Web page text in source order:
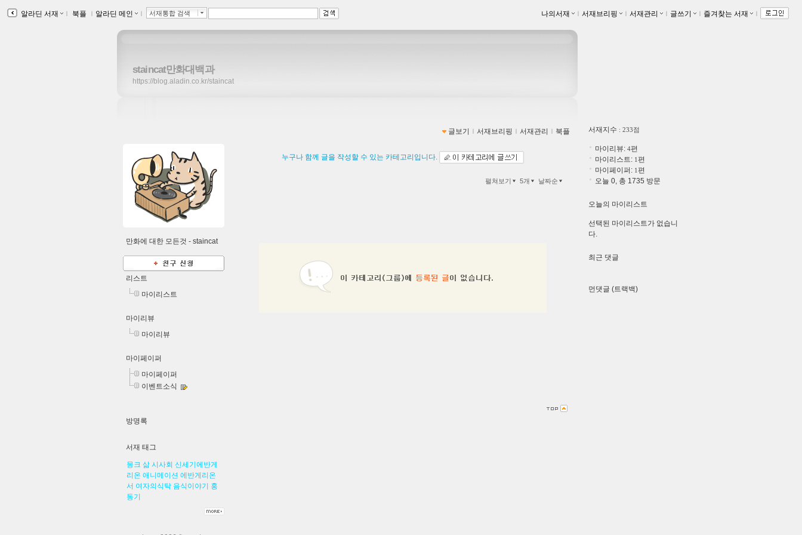
알라딘 서재 ｌ 북플 ｌ 알라딘 메인 ｌ 서재통합 검색 나의서재 ｌ 서재브리핑 ｌ 서재관리 ｌ 글쓰기 ｌ 즐겨찾는 서재 ｌ
staincat만화대백과
https://blog.aladin.co.kr/staincat
글보기 ｌ 서재브리핑 ｌ 서재관리 ｌ 북플
만화에 대한 모든것 - staincat
리스트
마이리스트
마이리뷰
마이리뷰
마이페이퍼
마이페이퍼
이벤트소식
방명록
서재 태그
몽크 삶 시사회 신세기에반게
리온 애니메이션 에반게리온
서 여자의식탁 음식이야기
홍
동기
누구나 함께 글을 작성할 수 있는 카테고리입니다.
펼쳐보기 5개 날짜순
서재지수 : 233점
마이리뷰: 4편
마이리스트: 1편
마이페이퍼: 1편
오늘 0, 총 1735 방문
오늘의 마이리스트
선택된 마이리스트가 없습니
다.
최근 댓글
먼댓글 (트랙백)